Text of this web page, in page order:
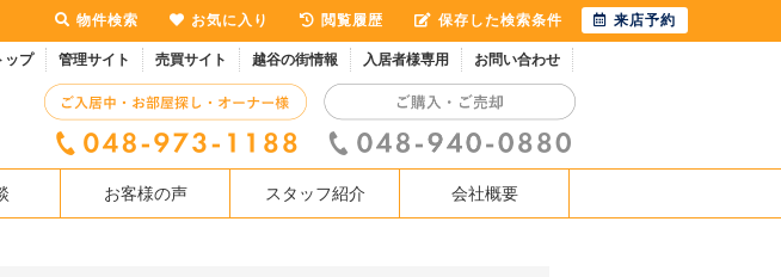
ップ 管理サイト 売買サイト 越谷の街情報 入居者様専用 お問い合わせ
お客様の声 スタッフ紹介 会社概要
物件検索 お気に入り 閲覧履歴 保存した検索条件 来店予約